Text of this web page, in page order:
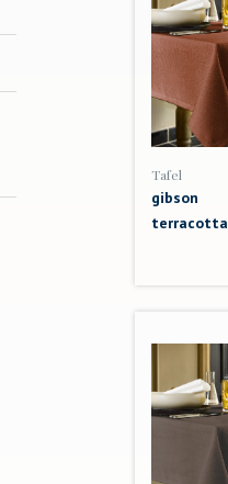
Tafel
gibson
terracotta